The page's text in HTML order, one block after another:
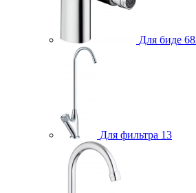
Для биде
Для фильтра 13